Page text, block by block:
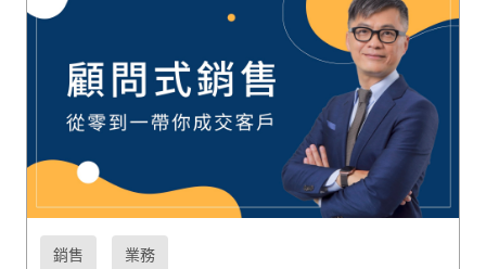
銷售 業務